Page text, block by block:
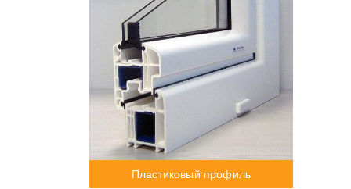
Пластиковый профиль